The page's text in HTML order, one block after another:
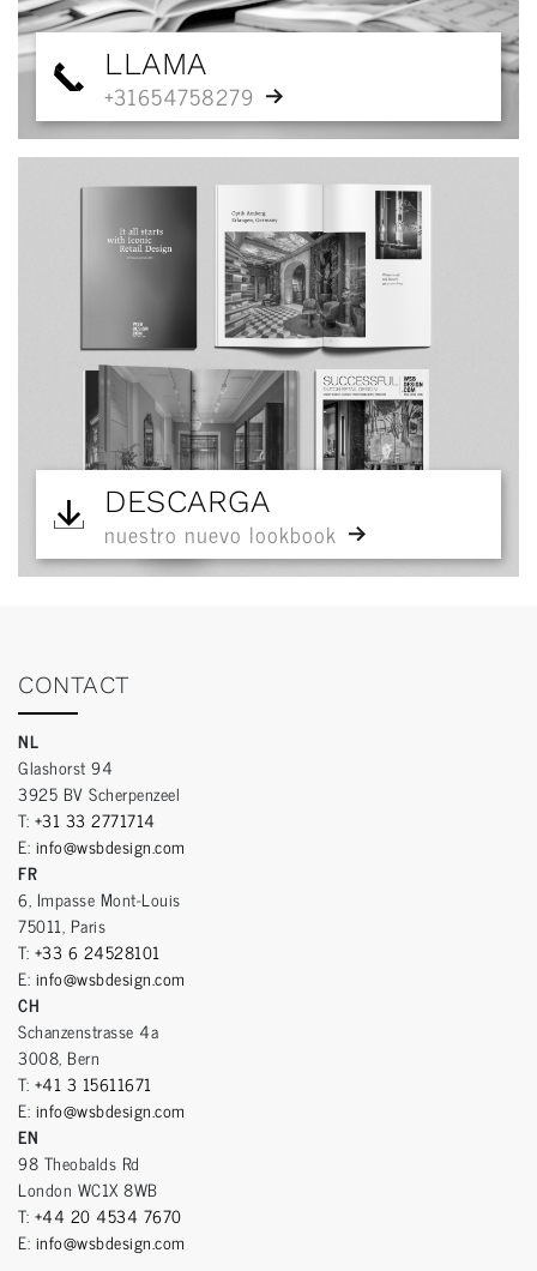
LLAMA
+31654758279
DESCARGA
nuestro nuevo lookbook
CONTACT
NL
Glashorst 94
3925 BV Scherpenzeel
T: +31 33 2771714
E: info@wsbdesign.com
FR
6, Impasse Mont-Louis
75011, Paris
T: +33 6 24528101
E: info@wsbdesign.com
CH
Schanzenstrasse 4a
3008, Bern
T: +41 3 15611671
E: info@wsbdesign.com
EN
98 Theobalds Rd
London WC1X 8WB
T: +44 20 4534 7670
E: info@wsbdesign.com